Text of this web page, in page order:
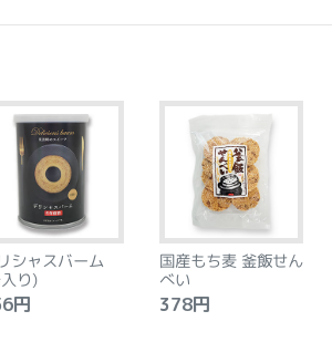
シャスバーム
り)
円
国産もち麦 釜飯せん
べい
378円